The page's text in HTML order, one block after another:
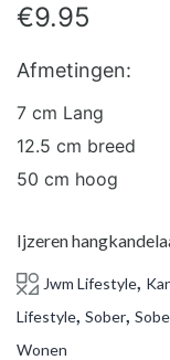
€9.95
Afmetingen:
7 cm Lang
12.5 cm breed
50 cm hoog
Ijzeren
Jwm Lifestyle,
Lifestyle, Sober,
Wonen